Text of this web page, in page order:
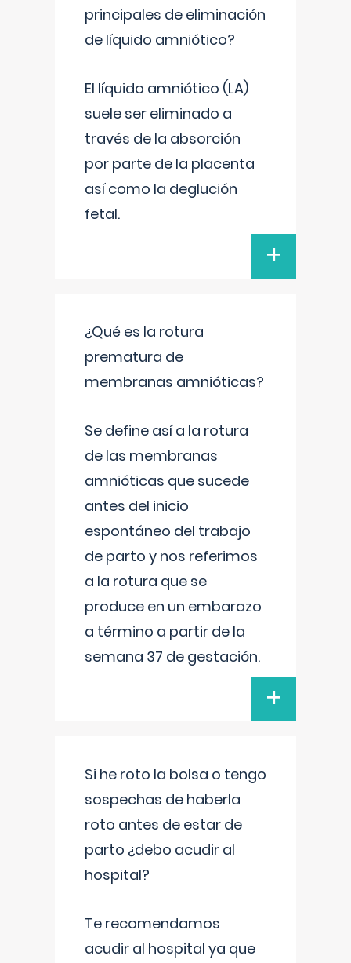
principales de eliminación
de líquido amniótico?
El líquido amniótico (LA)
suele ser eliminado a
través de la absorción
por parte de la placenta
así como la deglución
fetal.
+
¿Qué es la rotura
prematura de
membranas amnióticas?
Se define así a la rotura
de las membranas
amnióticas que sucede
antes del inicio
espontáneo del trabajo
de parto y nos referimos
a la rotura que se
produce en un embarazo
a término a partir de la
semana 37 de gestación.
+
Si he roto la bolsa o tengo
sospechas de haberla
roto antes de estar de
parto ¿debo acudir al
hospital?
Te recomendamos
acudir al hospital ya que